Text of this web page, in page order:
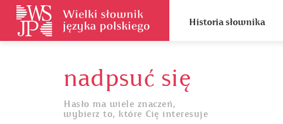
Historia słownika
nadpsuć się
Hasło ma wiele znaczeń,
wybierz to, które Cię interesuje